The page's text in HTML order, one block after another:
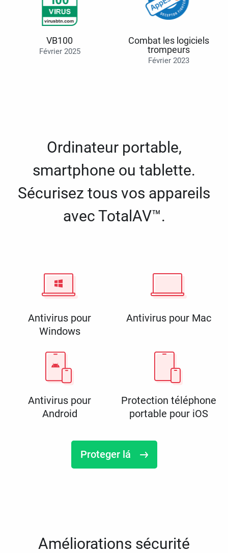
VB100
Février 2025
Combat les logiciels
trompeurs
Février 2023
Ordinateur portable,
smartphone ou tablette.
Sécurisez tous vos appareils
avec TotalAV™.
Antivirus pour
Windows
Antivirus pour Mac
Antivirus pour
Android
Protection téléphone
portable pour iOS
Proteger lá
Améliorations sécurité